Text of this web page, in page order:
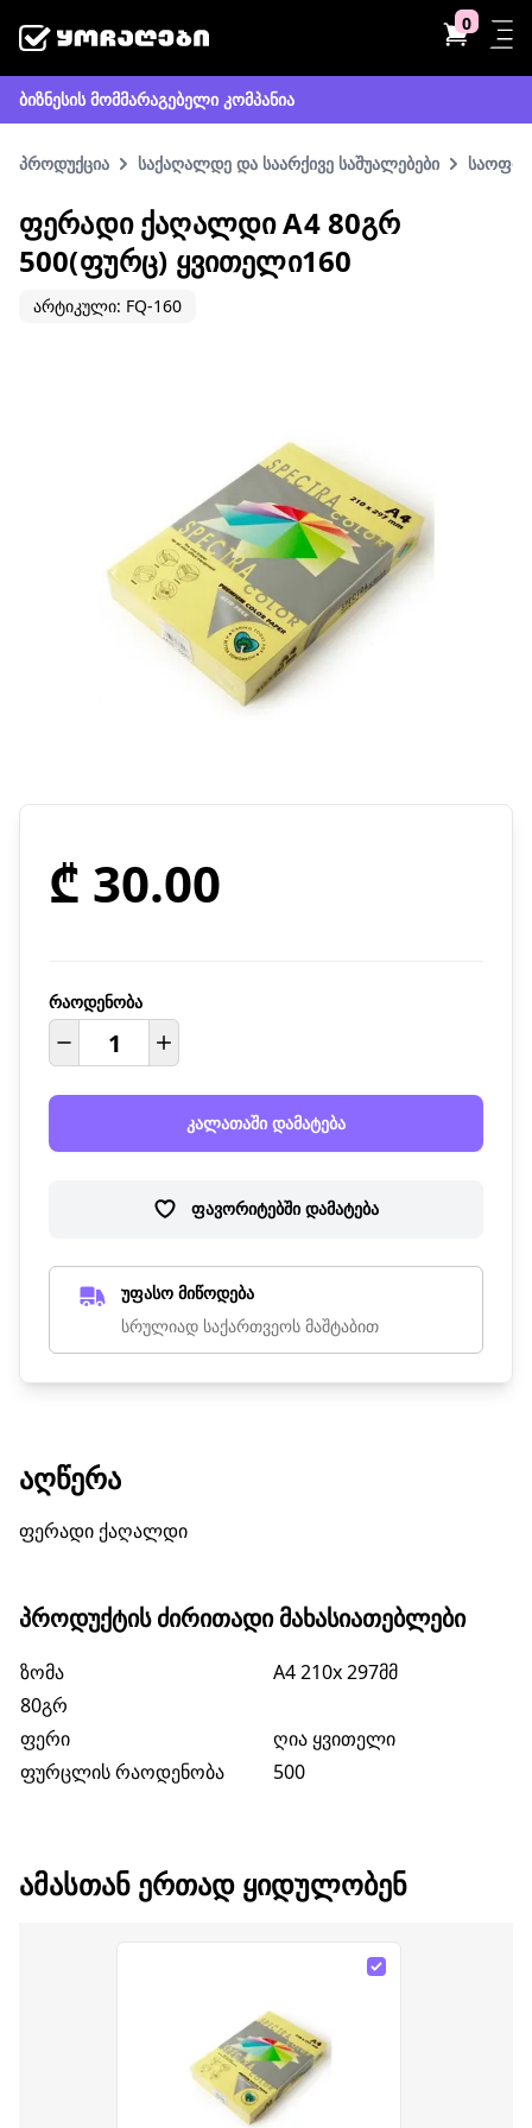
0
ბიზნესის მომმარაგებელი კომპანია
პროდუქცია საქაღალდე და საარქივე საშუალებები
ᲤᲔᲠᲐᲓᲘ ᲥᲐᲦᲐᲚᲓᲘ A4 80ᲒᲠ
500(ᲤᲣᲠᲪ) ᲧᲕᲘᲗᲔᲚᲘ160
არტიკული: FQ-160
₾ 30.00
რაოდენობა
კალათაში დამატება
ფავორიტებში დამატება
უფასო მიწოდება
სრულიად საქართვეოს მაშტაბით
ᲐᲦᲬᲔᲠᲐ
ფერადი ქაღალდი
ᲞᲠᲝᲓᲣᲥᲢᲘᲡ ᲫᲘᲠᲘᲗᲐᲓᲘ ᲛᲐᲮᲐᲡᲘᲐᲗᲔᲑᲚᲔᲑᲘ
ზომა
A4 210x 297მმ
80გრ
ფერი
ღია ყვითელი
ფურცლის რაოდენობა
500
ᲐᲛᲐᲡᲗᲐᲜ ᲔᲠᲗᲐᲓ ᲧᲘᲓᲣᲚᲝᲑᲔᲜ